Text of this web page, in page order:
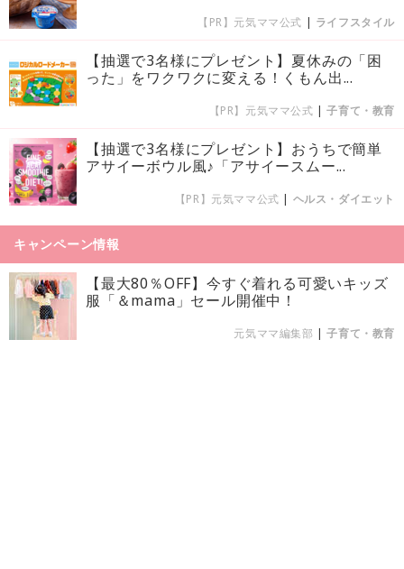
【PR】元気ママ公式 | ライフスタイル
【抽選で3名様にプレゼント】夏休みの「困
った」をワクワクに変える！くもん出...
【PR】元気ママ公式 |子育て・教育
【抽選で3名様にプレゼント】おうちで簡単
アサイーボウル風♪「アサイースムー...
【PR】元気ママ公式 | ヘルス・ダイエット
キャンペーン情報
【最大80％OFF】今すぐ着れる可愛いキッズ
服「＆mama」セール開催中！
元気ママ編集部 |子育て・教育